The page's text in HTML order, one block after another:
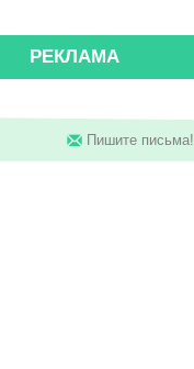
РЕКЛАМА
Пишите письма!